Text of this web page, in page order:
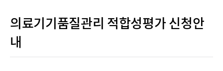
의료기기품질관리 적합성평가 신청안
내